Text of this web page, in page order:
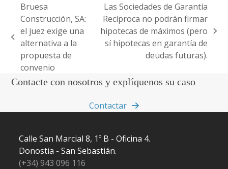
previous
post:
Bruesa
Construcción, SA:
el juez exige una
alternativa a la
propuesta de
convenio
next
post:
Las Sociedades de Garantía
Recíproca no podrán firmar
hipotecas de máximos (pero
sí hipotecas en garantía de
deudas futuras).
Contacte con nosotros y explíquenos su caso
Contactar
Calle San Marcial 8, 1º B - Oficina 4.
Donostia - San Sebastián.
(+34) 943 096 116